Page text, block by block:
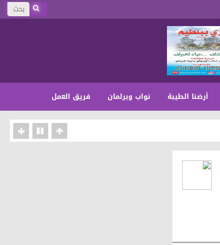
أرضنا الطيبة نواب وبرلمان فريق العمل